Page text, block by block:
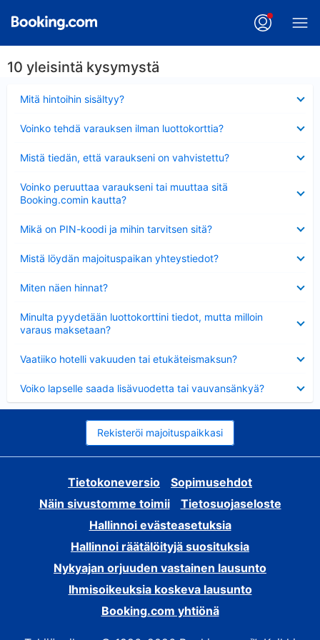
10 yleisintä kysymystä
Mitä hintoihin sisältyy?
Voinko tehdä varauksen ilman luottokorttia?
Mistä tiedän, että varaukseni on vahvistettu?
Voinko peruuttaa varaukseni tai muuttaa sitä
Booking.comin kautta?
Mikä on PIN-koodi ja mihin tarvitsen sitä?
Mistä löydän majoituspaikan yhteystiedot?
Miten näen hinnat?
Minulta pyydetään luottokorttini tiedot, mutta milloin
varaus maksetaan?
Vaatiiko hotelli vakuuden tai etukäteismaksun?
Voiko lapselle saada lisävuodetta tai vauvansänkyä?
Rekisteröi majoituspaikkasi
Tietokoneversio
Sopimusehdot
Näin sivustomme toimii
Tietosuojaseloste
Hallinnoi evästeasetuksia
Hallinnoi räätälöityjä suosituksia
Nykyajan orjuuden vastainen lausunto
Ihmisoikeuksia koskeva lausunto
Booking.com yhtiönä